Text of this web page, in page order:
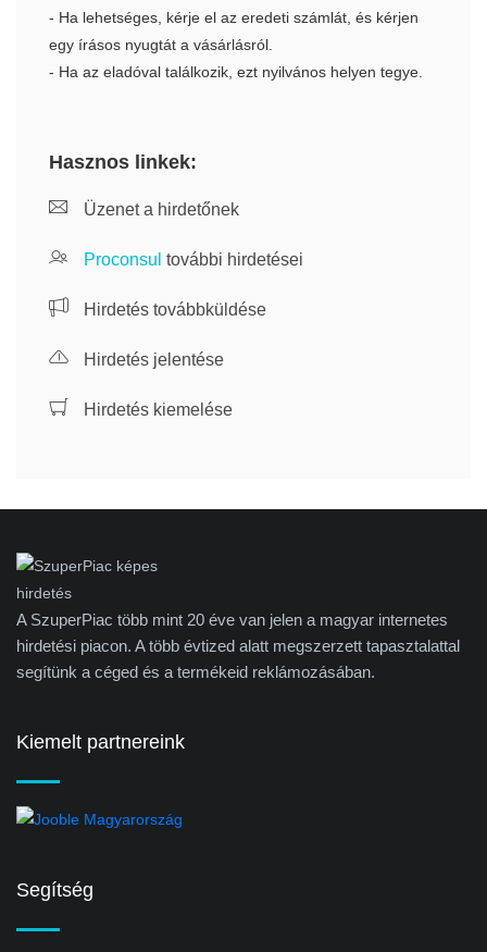
- Ha lehetséges, kérje el az eredeti számlát, és kérjen
egy írásos nyugtát a vásárlásról.
- Ha az eladóval találkozik, ezt nyilvános helyen tegye.
Hasznos linkek:
Üzenet a hirdetőnek
Proconsul további hirdetései
Hirdetés továbbküldése
Hirdetés jelentése
Hirdetés kiemelése
A SzuperPiac több mint 20 éve van jelen a magyar internetes
hirdetési piacon. A több évtized alatt megszerzett tapasztalattal
segítünk a céged és a termékeid reklámozásában.
Kiemelt partnereink
Segítség